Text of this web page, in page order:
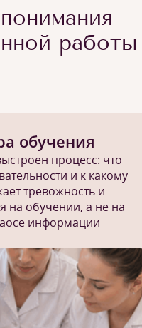
работы
обучения
процесс: что
и к какому
тревожность и
на обучении, а не на
информации